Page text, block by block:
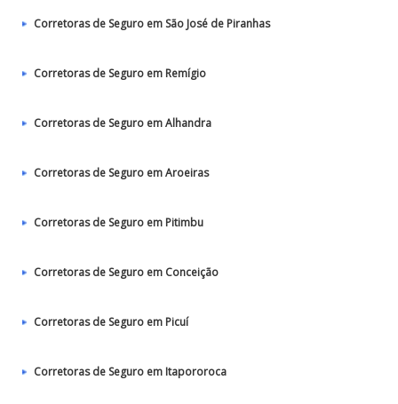
Corretoras de Seguro em São José de Piranhas
Corretoras de Seguro em Remígio
Corretoras de Seguro em Alhandra
Corretoras de Seguro em Aroeiras
Corretoras de Seguro em Pitimbu
Corretoras de Seguro em Conceição
Corretoras de Seguro em Picuí
Corretoras de Seguro em Itapororoca